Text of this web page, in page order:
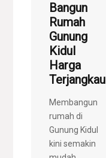
Bangun
Rumah
Gunung
Kidul
Harga
Terjangkau
Membangun
rumah di
Gunung Kidul
kini semakin